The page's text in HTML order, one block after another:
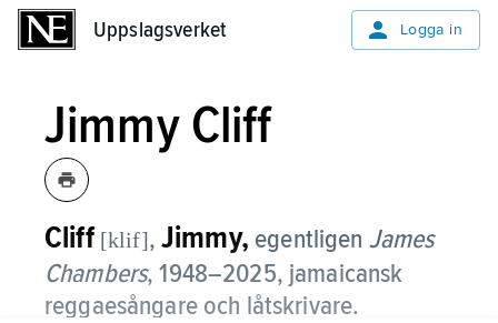
Uppslagsverket Logga in
Jimmy Cliff
Cliff [klif],Jimmy, egentligen James
Chambers,1948–2025, jamaicansk
reggaesångare och låtskrivare.